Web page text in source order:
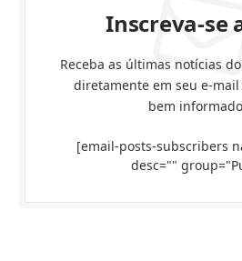
Inscreva-se
Receba as últimas notícias
diretamente em seu e-
bem
[email-posts-subscribers
desc=""